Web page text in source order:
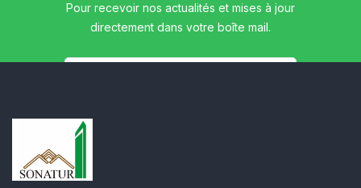
Pour recevoir nos actualités et mises à jour
directement dans votre boîte mail.